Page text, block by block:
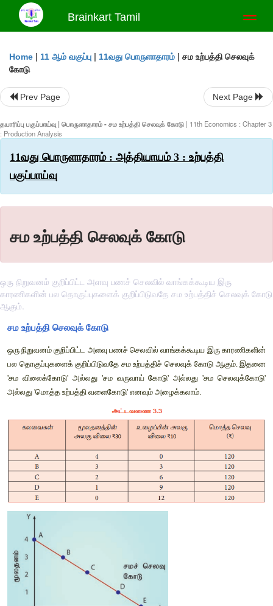
Brainkart Tamil
Home | 11 ஆம் வகுப்பு | 11வது பொருளாதாரம் | சம உற்பத்தி செலவுக்
கோடு
Prev Page Next Page
தயாரிப்பு பகுப்பாய்வு | பொருளாதாரம் - சம உற்பத்தி செலவுக் கோடு | 11th Economics : Chapter 3
: Production Analysis
11வது பொருளாதாரம் : அத்தியாயம் 3 : உற்பத்தி
பகுப்பாய்வு
சம உற்பத்தி செலவுக் கோடு
ஒரு நிறுவனம் குறிப்பிட்ட அளவு பணச் செலவில் வாங்கக்கூடிய இரு
காரணிகளின் பல தொகுப்புகளைக் குறிப்பிடுவதே சம உற்பத்திச் செலவுக் கோடு
ஆகும்.
சம உற்பத்தி செலவுக் கோடு
ஒரு நிறுவனம் குறிப்பிட்ட அளவு பணச் செலவில் வாங்கக்கூடிய
பல தொகுப்புகளைக் குறிப்பிடுவதே சம உற்பத்திச் செலவுக்
'சம விலைக்கோடு' அல்லது 'சம வருவாய் கோடு' அல்லது 'சம
அல்லது 'மொத்த உற்பத்தி வளைகோடு' எனவும் அழைக்கலாம்.